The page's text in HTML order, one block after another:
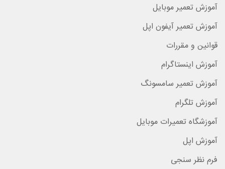
آموزش تعمیر موبایل
آموزش تعمیر آیفون اپل
قوانین و مقررات
آموزش اینستاگرام
آموزش تعمیر سامسونگ
آموزش تلگرام
آموزشگاه تعمیرات موبایل
آموزش اپل
فرم نظر سنجی